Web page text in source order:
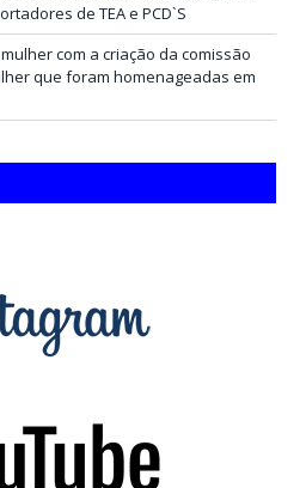
de TEA e PCD`S
com a criação da comissão
que foram homenageadas em